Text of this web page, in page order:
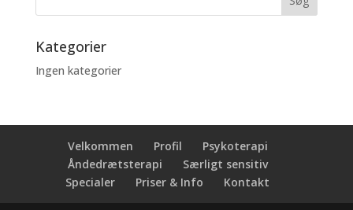
Kategorier
Ingen kategorier
Velkommen Profil
Psykoterapi
Åndedrætsterapi
Særligt sensitiv
Specialer
Priser & Info Kontakt